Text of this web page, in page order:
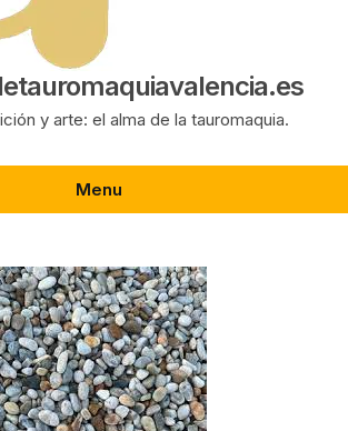
y arte: el alma de la tauromaquia.
Menu